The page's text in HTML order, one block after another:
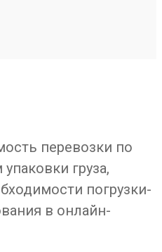
перевозки по
груза,
погрузки-
в онлайн-